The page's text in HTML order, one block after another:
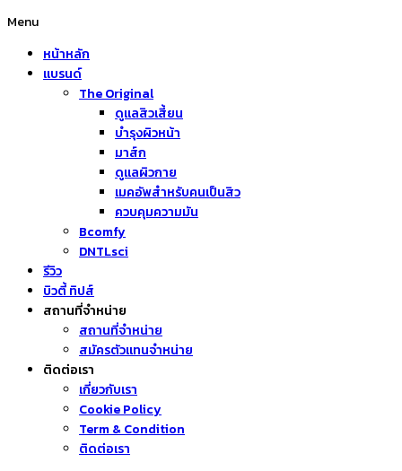
Menu
หน้าหลัก
แบรนด์
The Original
ดูแลสิวเสี้ยน
บำรุงผิวหน้า
มาส์ก
ดูแลผิวกาย
เมคอัพสำหรับคนเป็นสิว
ควบคุมความมัน
Bcomfy
DNTLsci
รีวิว
บิวตี้ ทิปส์
สถานที่จำหน่าย
สถานที่จำหน่าย
สมัครตัวแทนจำหน่าย
ติดต่อเรา
เกี่ยวกับเรา
Cookie Policy
Term & Condition
ติดต่อเรา